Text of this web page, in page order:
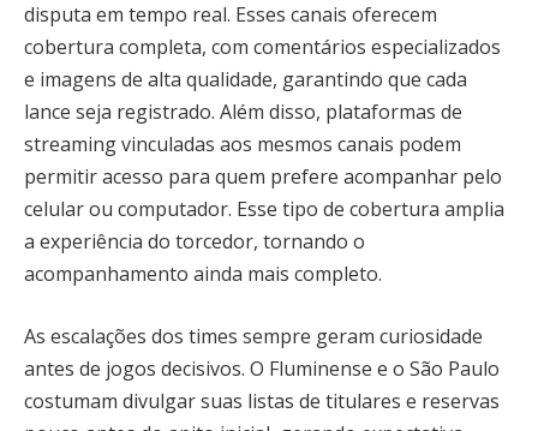
disputa em tempo real. Esses canais oferecem
cobertura completa, com comentários especializados
e imagens de alta qualidade, garantindo que cada
lance seja registrado. Além disso, plataformas de
streaming vinculadas aos mesmos canais podem
permitir acesso para quem prefere acompanhar pelo
celular ou computador. Esse tipo de cobertura amplia
a experiência do torcedor, tornando o
acompanhamento ainda mais completo.
As escalações dos times sempre geram curiosidade
antes de jogos decisivos. O Fluminense e o São Paulo
costumam divulgar suas listas de titulares e reservas